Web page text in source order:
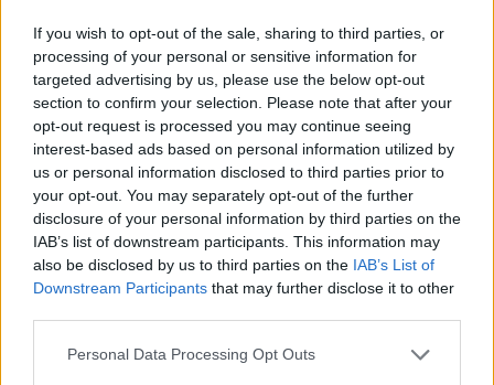
If you wish to opt-out of the sale, sharing to third parties, or
processing of your personal or sensitive information for
targeted advertising by us, please use the below opt-out
section to confirm your selection. Please note that after your
opt-out request is processed you may continue seeing
interest-based ads based on personal information utilized by
us or personal information disclosed to third parties prior to
your opt-out. You may separately opt-out of the further
disclosure of your personal information by third parties on the
IAB’s list of downstream participants. This information may
also be disclosed by us to third parties on the IAB’s List of
Downstream Participants that may further disclose it to other
Personal Data Processing Opt Outs
Древен храм на почти 900 години
откриха под кафене за сладолед в
Полша
07.08.2026 / 16:00